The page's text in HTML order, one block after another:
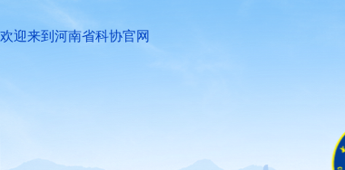
欢迎来到河南省科协官网